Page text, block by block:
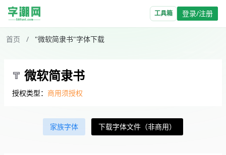
工具箱 登录/注册
首页 / "微软简隶书"字体下载
微软简隶书
授权类型： 商用须授权
家族字体 下载字体文件（非商用）